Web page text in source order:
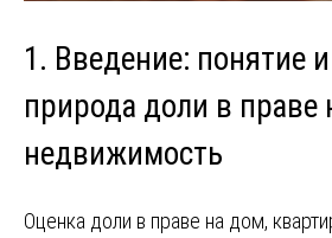
1. Введение: понятие
природа доли в праве
недвижимость
Оценка доли в праве на дом,